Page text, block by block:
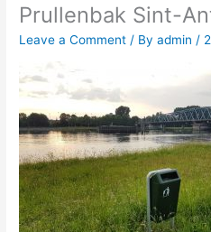
Prullenbak Sint-
Leave a Comment / Byadmin/